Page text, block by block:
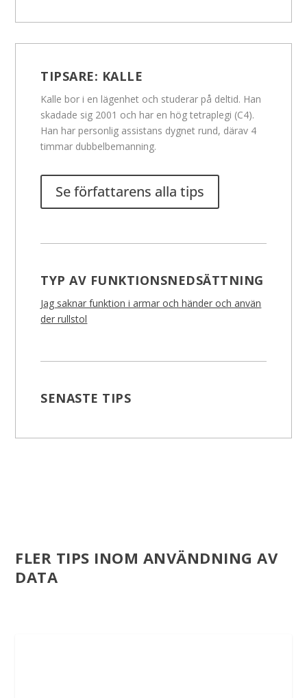
TIPSARE: KALLE
Kalle bor i en lägenhet och studerar på deltid. Han
skadade sig 2001 och har en hög tetraplegi (C4).
Han har personlig assistans dygnet rund, därav 4
timmar dubbelbemanning.
Se författarens alla tips
TYP AV FUNKTIONSNEDSÄTTNING
Jag saknar funktion i armar och händer och använ
der rullstol
SENASTE TIPS
FLER TIPS INOM ANVÄNDNING AV
DATA